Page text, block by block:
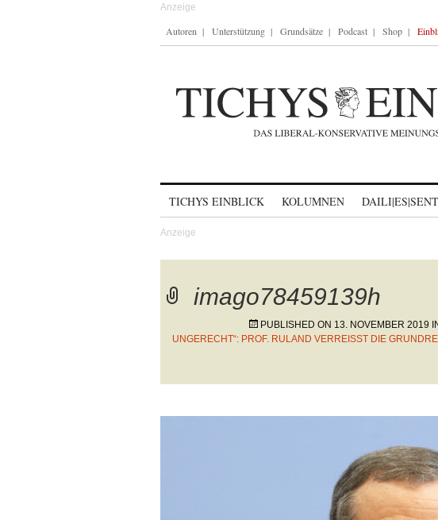
Autoren Unterstützung Grundsätze Podcast Shop
TICHYS EINBLICK KOLUMNEN
imago78459139h
PUBLISHED ON 13. NOVEMBER 2019
UNGERECHT“: PROF. RULAND VERREISST DIE